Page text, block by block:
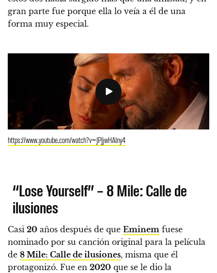
gran parte fue porque ella lo veía a él de una
forma muy especial.
https://www.youtube.com/watch?v=JPJjwHAIny4
“Lose Yourself” – 8 Mile: Calle de
ilusiones
Casi 20 años después de que Eminem fuese
nominado por su canción original para la película
de 8 Mile: Calle de ilusiones, misma que él
protagonizó. Fue en 2020 que se le dio la